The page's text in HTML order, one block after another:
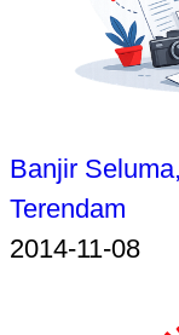
Banjir
Terendam
2014-11-08